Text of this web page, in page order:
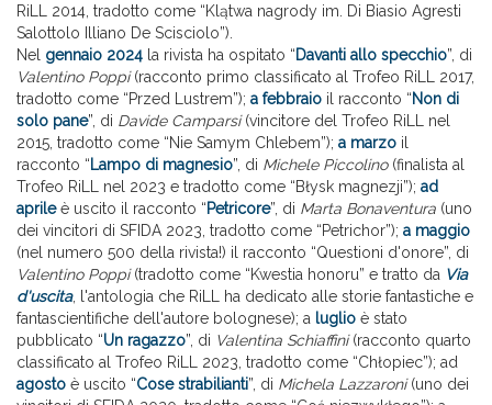
RiLL 2014, tradotto come “Klątwa nagrody im. Di Biasio Agresti
Salottolo Illiano De Scisciolo”).
Nel gennaio 2024 la rivista ha ospitato “Davanti allo specchio”, di
Valentino Poppi(racconto primo classificato al Trofeo RiLL 2017,
tradotto come “Przed Lustrem”); a febbraio il racconto “Non di
solo pane”, di Davide Camparsi(vincitore del Trofeo RiLL nel
2015, tradotto come “Nie Samym Chlebem”); a marzo il
racconto “Lampo di magnesio”, di Michele Piccolino(finalista al
Trofeo RiLL nel 2023 e tradotto come “Błysk magnezji”); ad
aprileè uscito il racconto “Petricore”, di Marta Bonaventura (uno
dei vincitori di SFIDA 2023, tradotto come “Petrichor”); a maggio
(nel numero 500 della rivista!) il racconto “Questioni d'onore”, di
Valentino Poppi(tradotto come “Kwestia honoru” e tratto da Via
d'uscita, l'antologia che RiLL ha dedicato alle storie fantastiche e
fantascientifiche dell'autore bolognese); a luglio è stato
pubblicato “Un ragazzo”, di Valentina Schiaffini(racconto quarto
classificato al Trofeo RiLL 2023, tradotto come “Chłopiec”); ad
agosto è uscito “Cose strabilianti”, di Michela Lazzaroni(uno dei